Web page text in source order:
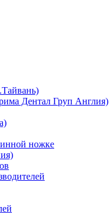
Дентал Груп Англия)
ножке